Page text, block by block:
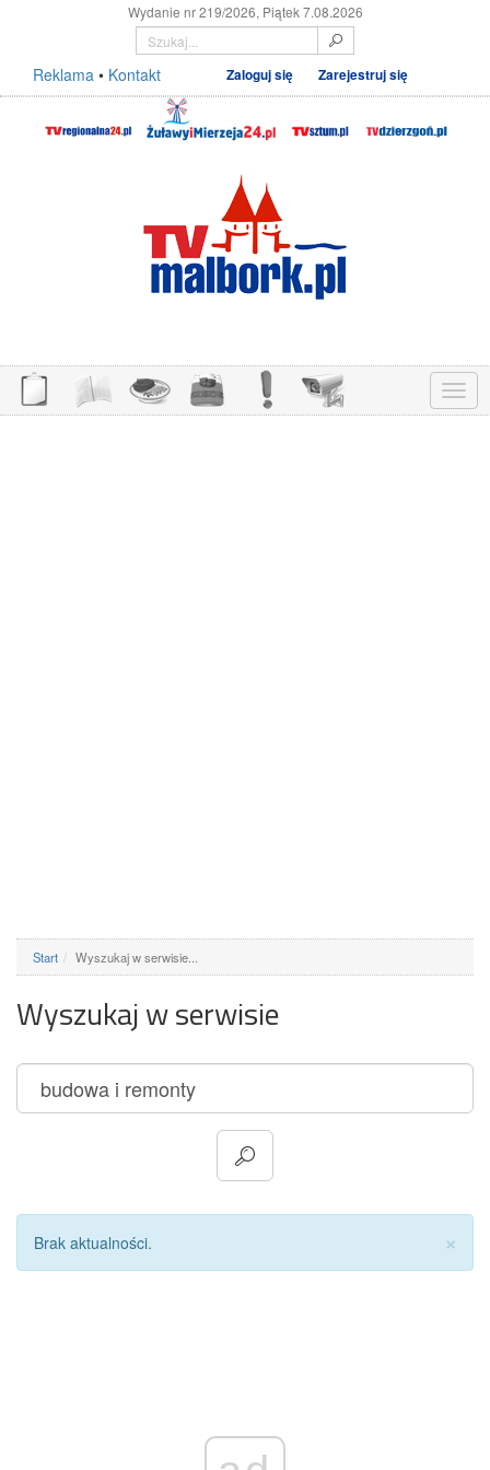
Wydanie nr 219/2026, Piątek 7.08.2026
Reklama • Kontakt Zaloguj się Zarejestruj się
Menu
Start Wyszukaj w serwisie...
Wyszukaj w serwisie
×
Brak aktualności.